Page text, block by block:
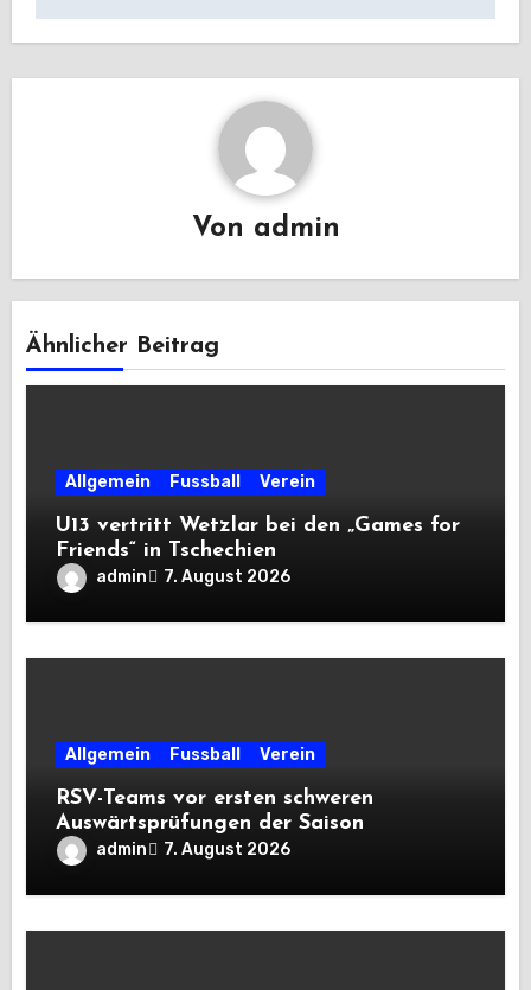
Von admin
Ähnlicher Beitrag
Allgemein Fussball Verein
U13 vertritt Wetzlar bei den „Games for
Friends“ in Tschechien
admin 7. August 2026
Allgemein Fussball Verein
RSV-Teams vor ersten schweren
Auswärtsprüfungen der Saison
admin 7. August 2026